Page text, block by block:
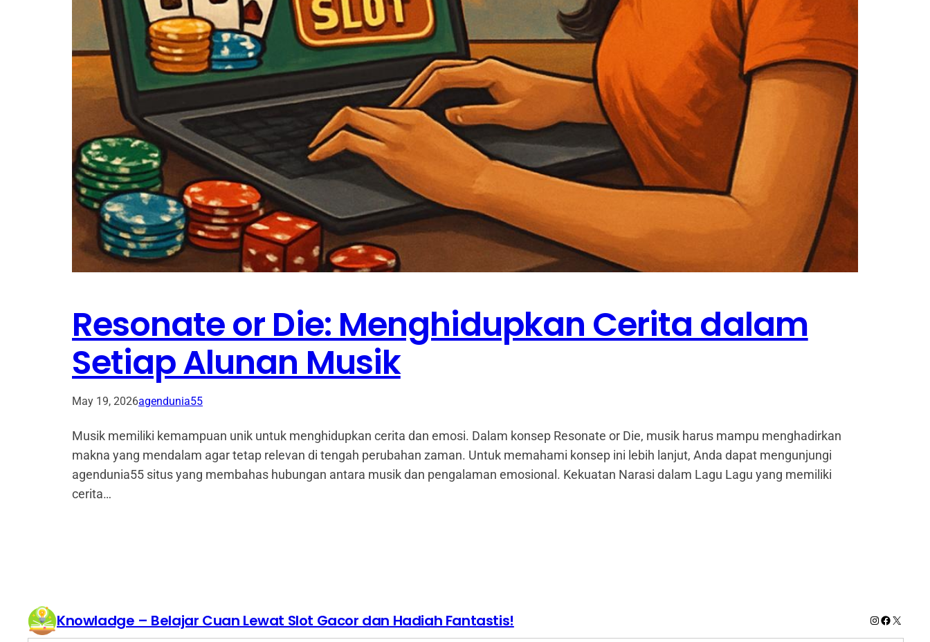
Resonate or Die: Menghidupkan Cerita dalam
Setiap Alunan Musik
May 19, 2026agendunia55
Musik memiliki kemampuan unik untuk menghidupkan cerita dan emosi. Dalam konsep Resonate or Die, musik harus mampu menghadirkan
makna yang mendalam agar tetap relevan di tengah perubahan zaman. Untuk memahami konsep ini lebih lanjut, Anda dapat mengunjungi
agendunia55 situs yang membahas hubungan antara musik dan pengalaman emosional. Kekuatan Narasi dalam Lagu Lagu yang memiliki
cerita…
Knowladge – Belajar Cuan Lewat Slot Gacor dan Hadiah Fantastis! Instagram
Facebook
X